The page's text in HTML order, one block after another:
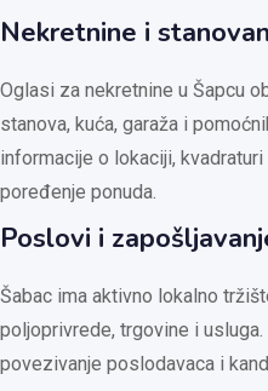
Nekretnine i
Oglasi za nekretnine u Šapcu
stanova, kuća, garaža i
informacije o lokaciji,
poređenje ponuda.
Poslovi i
Šabac ima aktivno lokalno
poljoprivrede, trgovine i
povezivanje poslodavaca i